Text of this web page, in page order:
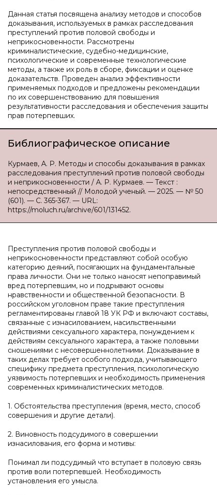
Данная статья посвящена анализу методов и способов
доказывания, используемых в рамках расследования
преступлений против половой свободы и
неприкосновенности. Рассмотрены
криминалистические, судебно-медицинские,
психологические и современные технологические
методы, а также их роль в сборе, фиксации и оценке
доказательств. Проведен анализ эффективности
применяемых подходов и предложены рекомендации
по их совершенствованию для повышения
результативности расследования и обеспечения защиты
прав потерпевших.
Библиографическое описание
Курмаев, А. Р. Методы и способы доказывания в рамках
расследования преступлений против половой свободы
и неприкосновенности / А. Р. Курмаев. — Текст :
непосредственный // Молодой ученый. — 2025. — № 50
(601). — С. 365-367. — URL:
https://moluch.ru/archive/601/131452.
Преступления против половой свободы и
неприкосновенности представляют собой особую
категорию деяний, посягающих на фундаментальные
права личности. Они не только наносят непоправимый
вред потерпевшим, но и подрывают основы
нравственности и общественной безопасности. В
российском уголовном праве такие преступления
регламентированы главой 18 УК РФ и включают составы,
связанные с изнасилованием, насильственными
действиями сексуального характера, понуждением к
действиям сексуального характера, а также половыми
сношениями с несовершеннолетними. Доказывание в
таких делах требует особого подхода, учитывающего
специфику предмета преступления, психологическую
уязвимость потерпевших и необходимость применения
современных криминалистических методов.
1. Обстоятельства преступления (время, место, способ
совершения и другие детали).
2. Виновность подсудимого в совершении
изнасилования, его форма и мотивы:
Понимал ли подсудимый что вступает в половую связь
против воли потерпевшей. Необходимость
установления его умысла.